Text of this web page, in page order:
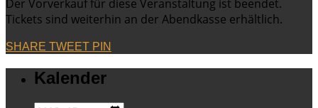
Der Vorverkauf für diese Veranstaltung ist beendet.
Tickets sind weiterhin an der Abendkasse erhältlich.
SHARE TWEET PIN
Kalender